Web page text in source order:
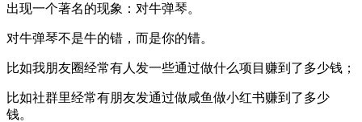
出现一个著名的现象：对牛弹琴。
对牛弹琴不是牛的错，而是你的错。
比如我朋友圈经常有人发一些通过做什么项目赚到了多少钱；
比如社群里经常有朋友发通过做咸鱼做小红书赚到了多少
钱。